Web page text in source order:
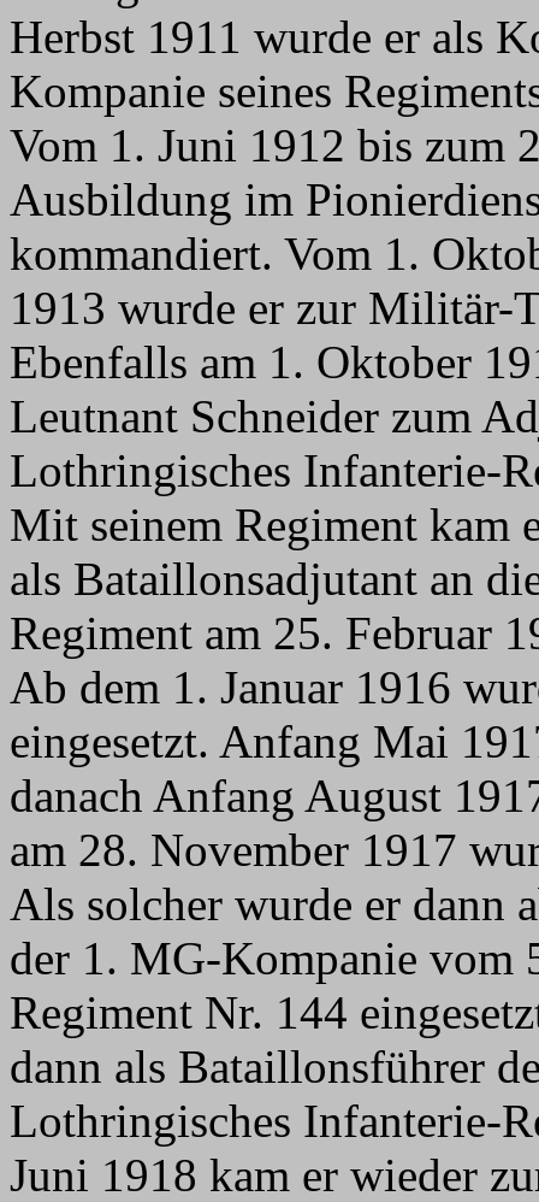
Herbst 1911 wurde er als
Kompanie seines
Vom 1. Juni 1912 bis zum
Ausbildung im
kommandiert. Vom 1.
1913 wurde er zur Militär-
Ebenfalls am 1. Oktober
Leutnant Schneider zum
Lothringisches Infanterie-
Mit seinem Regiment kam
als Bataillonsadjutant an
Regiment am 25. Februar
Ab dem 1. Januar 1916
eingesetzt. Anfang Mai
danach Anfang August
am 28. November 1917
Als solcher wurde er dann
der 1. MG-Kompanie vom
Regiment Nr. 144
dann als Bataillonsführer
Lothringisches Infanterie-
Juni 1918 kam er wieder